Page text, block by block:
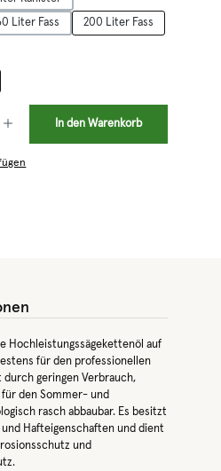
Liter Fass 200 Liter Fass
In den Warenkorb
Hochleistungssägekettenöl auf
für den professionellen
durch geringen Verbrauch,
den Sommer- und
rasch abbaubar. Es besitzt
Hafteigenschaften und dient
und